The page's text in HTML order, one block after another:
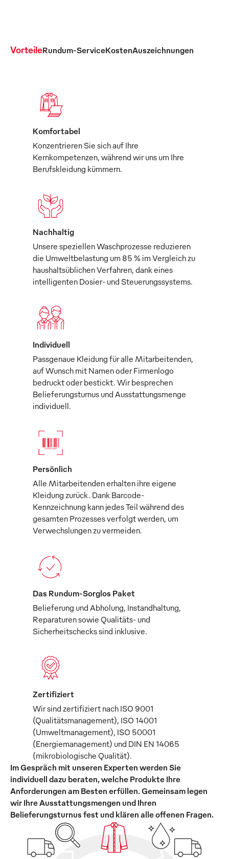
VorteileRundum-ServiceKostenAuszeichnungen
Komfortabel
Konzentrieren Sie sich auf Ihre
Kernkompetenzen, während wir uns um Ihre
Berufskleidung kümmern.
Nachhaltig
Unsere speziellen Waschprozesse reduzieren
die Umweltbelastung um 85 % im Vergleich zu
haushaltsüblichen Verfahren, dank eines
intelligenten Dosier- und Steuerungssystems.
Individuell
Passgenaue Kleidung für alle Mitarbeitenden,
auf Wunsch mit Namen oder Firmenlogo
bedruckt oder bestickt. Wir besprechen
Belieferungsturnus und Ausstattungsmenge
individuell.
Persönlich
Alle Mitarbeitenden erhalten ihre eigene
Kleidung zurück. Dank Barcode-
Kennzeichnung kann jedes Teil während des
gesamten Prozesses verfolgt werden, um
Verwechslungen zu vermeiden.
Das Rundum-Sorglos Paket
Belieferung und Abholung, Instandhaltung,
Reparaturen sowie Qualitäts- und
Sicherheitschecks sind inklusive.
Zertifiziert
Wir sind zertifiziert nach ISO 9001
(Qualitätsmanagement), ISO 14001
(Umweltmanagement), ISO 50001
(Energiemanagement) und DIN EN 14065
(mikrobiologische Qualität).
Im Gespräch mit unseren Experten werden Sie
individuell dazu beraten, welche Produkte Ihre
Anforderungen am Besten erfüllen. Gemeinsam legen
wir Ihre Ausstattungsmengen und Ihren
Belieferungsturnus fest und klären alle offenen Fragen.